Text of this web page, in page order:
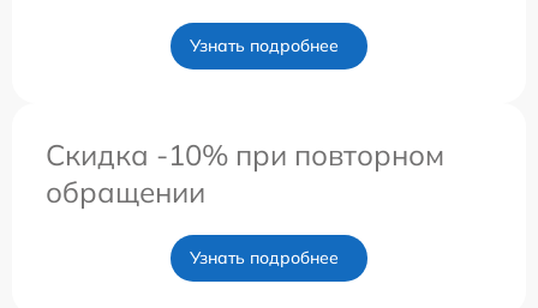
Узнать подробнее
Скидка -10% при повторном
обращении
Узнать подробнее